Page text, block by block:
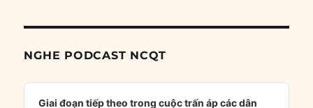
NGHE PODCAST NCQT
Audio
Player
Giai đoạn tiếp theo trong cuộc trấn áp các dân